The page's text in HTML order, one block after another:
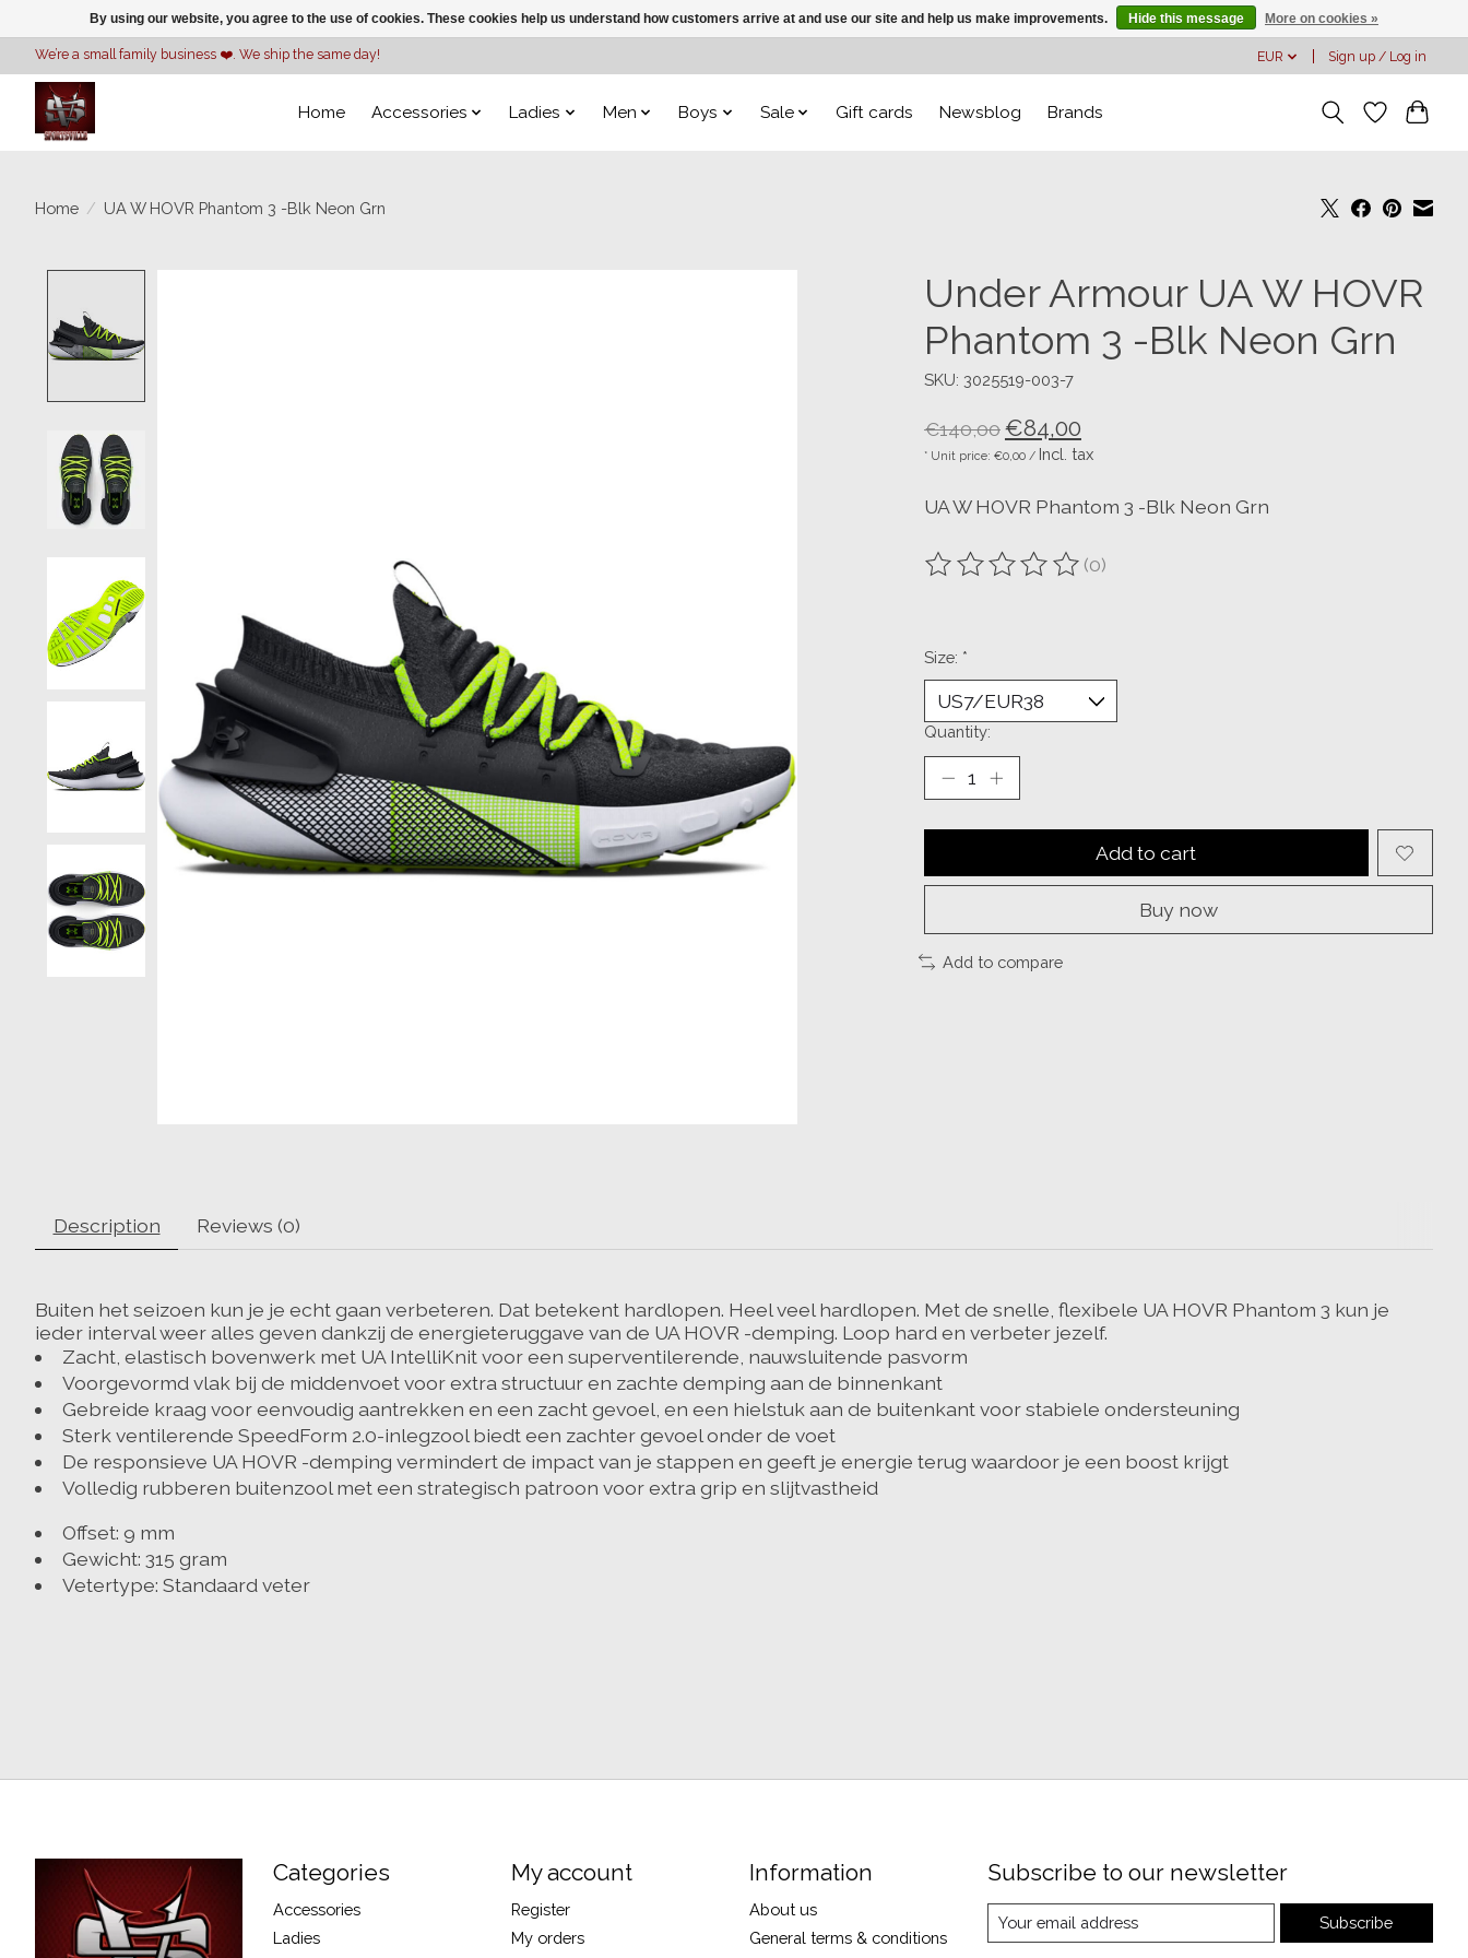
We’re a small family business ❤️. We ship the same day! EUR Sign up / Log in
Home Accessories Ladies Men Boys Sale Gift cards Newsblog Brands
Home / UA W HOVR Phantom 3 -Blk Neon Grn
Under Armour UA W HOVR
Phantom 3 -Blk Neon Grn
SKU: 3025519-003-7
€140,00€84,00
* Unit price: €0,00 / Incl. tax
UA W HOVR Phantom 3 -Blk Neon Grn
The rating of this product is
(0)
Size: *
Quantity:
Add to cart
Buy now
Add to compare
Description Reviews (0)
Buiten het seizoen kun je je echt gaan verbeteren. Dat betekent hardlopen. Heel veel hardlopen. Met de snelle, flexibele UA HOVR Phantom 3 kun je
ieder interval weer alles geven dankzij de energieteruggave van de UA HOVR -demping. Loop hard en verbeter jezelf.
Zacht, elastisch bovenwerk met UA IntelliKnit voor een superventilerende, nauwsluitende pasvorm
Voorgevormd vlak bij de middenvoet voor extra structuur en zachte demping aan de binnenkant
Gebreide kraag voor eenvoudig aantrekken en een zacht gevoel, en een hielstuk aan de buitenkant voor stabiele ondersteuning
Sterk ventilerende SpeedForm 2.0-inlegzool biedt een zachter gevoel onder de voet
De responsieve UA HOVR -demping vermindert de impact van je stappen en geeft je energie terug waardoor je een boost krijgt
Volledig rubberen buitenzool met een strategisch patroon voor extra grip en slijtvastheid
Offset: 9 mm
Gewicht: 315 gram
Vetertype: Standaard veter
Categories
Accessories
Ladies
My account
Register
My orders
Information
About us
General terms & conditions
Subscribe to our newsletter
Subscribe
By using our website, you agree to the use of cookies. These cookies help us understand how customers arrive at and use our site and help us make improvements. Hide this message More on cookies »